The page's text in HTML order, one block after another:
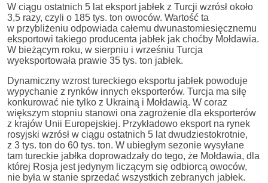
W ciągu ostatnich 5 lat eksport jabłek z Turcji wzrósł około
3,5 razy, czyli o 185 tys. ton owoców. Wartość ta
w przybliżeniu odpowiada całemu dwunastomiesięcznemu
eksportowi takiego producenta jabłek jak choćby Mołdawia.
W bieżącym roku, w sierpniu i wrześniu Turcja
wyeksportowała prawie 35 tys. ton jabłek.
Dynamiczny wzrost tureckiego eksportu jabłek powoduje
wypychanie z rynków innych eksporterów. Turcja ma siłę
konkurować nie tylko z Ukrainą i Mołdawią. W coraz
większym stopniu stanowi ona zagrożenie dla eksporterów
z krajów Unii Europejskiej. Przykładowo eksport na rynek
rosyjski wzrósł w ciągu ostatnich 5 lat dwudziestokrotnie,
z 3 tys. ton do 60 tys. ton. W ubiegłym sezonie wysyłane
tam tureckie jabłka doprowadzały do tego, że Mołdawia, dla
której Rosja jest jedynym liczącym się odbiorcą owoców,
nie była w stanie sprzedać wszystkich zebranych jabłek.